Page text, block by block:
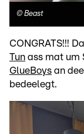
© Beast
CONGRATS!!!
Tun ass mat um
GlueBoys an
bedeelegt.